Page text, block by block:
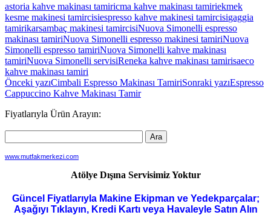
astoria kahve makinası tamiricma kahve makinası tamiriekmek
kesme makinesi tamircisiespresso kahve makinesi tamircisigaggia
tamirikarsambaç makinesi tamircisiNuova Simonelli espresso
makinası tamiriNuova Simonelli espresso makinesi tamiriNuova
Simonelli espresso tamiriNuova Simonelli kahve makinası
tamiriNuova Simonelli servisiReneka kahve makinası tamirisaeco
kahve makinası tamiri
Yazı
dolaşımı
Önceki yazıCimbali Espresso Makinası TamiriSonraki yazıEspresso
Cappuccino Kahve Makinası Tamir
Fiyatlarıyla Ürün Arayın:
www.mutfakmerkezi.com
Atölye Dışına Servisimiz Yoktur
Güncel Fiyatlarıyla Makine Ekipman ve Yedekparçalar;
Aşağıyı Tıklayın, Kredi Kartı veya Havaleyle Satın Alın